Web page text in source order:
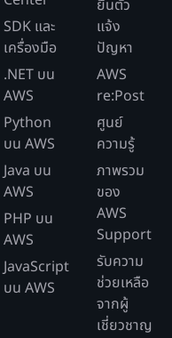
SDK และ
เครื่องมือ
.NET บน
AWS
Python
บน AWS
Java บน
AWS
PHP บน
AWS
JavaScript
บน AWS
ยื่นตั๋ว
แจ้ง
ปัญหา
AWS
re:Post
ศูนย์
ความรู้
ภาพรวม
ของ
AWS
Support
รับความ
ช่วยเหลือ
จากผู้
เชี่ยวชาญ